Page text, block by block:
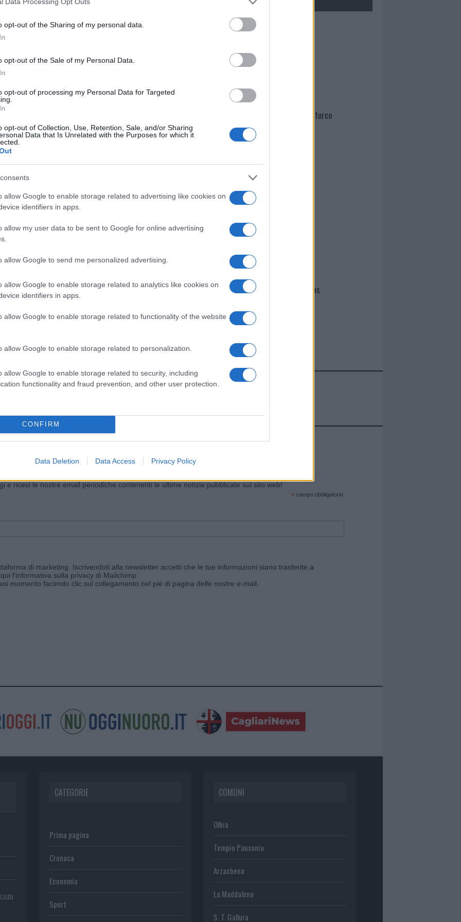
opt-out of the Sharing of my personal data.
opt-out of the Sale of my Personal Data.
opt-out of processing my Personal Data for Targeted
opt-out of Collection, Use, Retention, Sale, and/or Sharing
Data that Is Unrelated with the Purposes for which it
allow Google to enable storage related to advertising like cookies on
identifiers in apps.
allow my user data to be sent to Google for online advertising
allow Google to send me personalized advertising.
allow Google to enable storage related to analytics like cookies on
identifiers in apps.
allow Google to enable storage related to functionality of the website
allow Google to enable storage related to personalization.
allow Google to enable storage related to security, including
functionality and fraud prevention, and other user protection.
CONFIRM
Data Deletion Data Access Privacy Policy
nella sezioneLogindal menù del sito o
di GalluraOggi.it
i tuoi video e le tue foto
+39 345 356 7512
news da
Mario Malu
Martina Agostina Diturco
I nostri cari
Giovannimaria Cabras
e ricevi le nostre email periodiche contenenti le ultime notizie pubblicate sul sito web!
* campo obbligatorio
di marketing. Iscrivendoti alla newsletter accetti che le tue informazioni siano trasferite a
l'informativa sulla privacy di Mailchimp
momento facendo clic sul collegamento nel piè di pagina delle nostre e-mail.
CATEGORIE
Prima pagina
Cronaca
Economia
Sport
COMUNI
Olbia
Tempio Pausania
Arzachena
La Maddalena
S. T. Gallura